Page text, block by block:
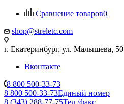
Сравнение товаров0
shop@streletc.com
г. Екатеринбург, ул. Малышева, 50
Вконтакте
8 800 500-33-73
8 800 500-33-73Единый номер
8 (343) 288-77-75Тел./факс